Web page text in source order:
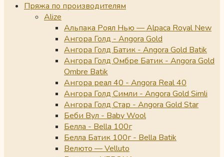
Пряжа по производителям
Alize
Альпака Роял Нью — Alpaca Royal New
Ангора Голд - Angora Gold
Ангора Голд Батик - Angora Gold Batik
Ангора Голд Омбре Батик - Angora Gold
Ombre Batik
Ангора реал 40 - Angora Real 40
Ангора Голд Симли - Angora Gold Simli
Ангора Голд Стар - Angora Gold Star
Беби Вул - Baby Wool
Белла - Bella 100г
Белла Батик 100г - Bella Batik
Велюто — Velluto